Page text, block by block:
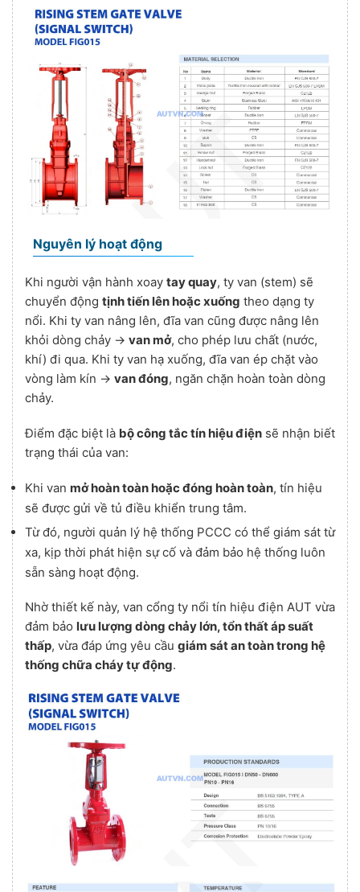
Nguyên lý hoạt động
Khi người vận hành xoay tay quay, ty van (stem) sẽ
chuyển động tịnh tiến lên hoặc xuống theo dạng ty
nổi. Khi ty van nâng lên, đĩa van cũng được nâng lên
khỏi dòng chảy → van mở, cho phép lưu chất (nước,
khí) đi qua. Khi ty van hạ xuống, đĩa van ép chặt vào
vòng làm kín → van đóng, ngăn chặn hoàn toàn dòng
chảy.
Điểm đặc biệt là bộ công tắc tín hiệu điện sẽ nhận biết
trạng thái của van:
Khi van mở hoàn toàn hoặc đóng hoàn toàn, tín hiệu
sẽ được gửi về tủ điều khiển trung tâm.
Từ đó, người quản lý hệ thống PCCC có thể giám sát từ
xa, kịp thời phát hiện sự cố và đảm bảo hệ thống luôn
sẵn sàng hoạt động.
Nhờ thiết kế này, van cổng ty nổi tín hiệu điện AUT vừa
đảm bảo lưu lượng dòng chảy lớn, tổn thất áp suất
thấp, vừa đáp ứng yêu cầu giám sát an toàn trong hệ
thống chữa cháy tự động.